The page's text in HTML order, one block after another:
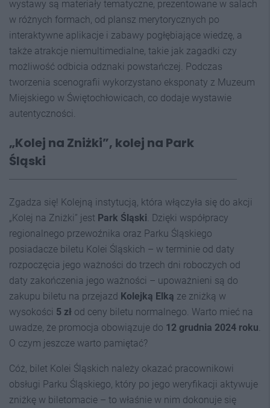
wystawy są materiały tematyczne, prezentowane w salach
w różnych formach, od plansz merytorycznych po
interaktywne aplikacje i zabawy pogłębiające wiedzę, a
także atrakcje niemultimedialne, takie jak zagadki czy
możliwość odbicia odznaki powstańczej. Podczas
tworzenia scenografii wykorzystano eksponaty z Muzeum
Miejskiego w Świętochłowicach, co dodaje wystawie
autentyczności.
„Kolej na Zniżki”, kolej na Park
Śląski
Zgadza się! Kolejną instytucją, która włączyła się do akcji
„Kolej na Zniżki” jest Park Śląski . Dzięki współpracy
regionalnego przewoźnika oraz Parku Śląskiego
posiadacze biletu Kolei Śląskich – w terminie od daty
rozpoczęcia jego ważności do trzech dni roboczych od
daty zakończenia jego ważności – upoważnieni są do
zakupu biletu na przejazd Kolejką Elką ze zniżką w
wysokości 5 zł od ceny biletu normalnego. Warto mieć na
uwadze, że promocja obowiązuje do 12 grudnia 2024 roku
O czym jeszcze warto pamiętać?
Cóż, bilet Kolei Śląskich należy okazać pracownikowi
obsługi Parku Śląskiego, który po jego weryfikacji aktywuje
zniżkę w biletomacie – to właśnie w nim dokonuje się